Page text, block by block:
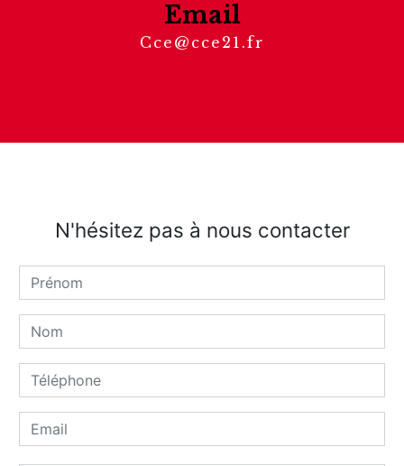
Email
cce@cce21.fr
N'hésitez pas à nous contacter